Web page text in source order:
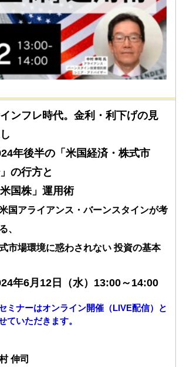
ンフレ時代。金利・利下げの見
年後半の「米国経済・株式市
の行方と
米国株」運用術
国アライアンス・バーンスタインが考
、
市場環境に惑わされない 投資の基本
年6月12日（水）13:00～14:00
ミナーはオンライン開催（LIVE配信）と
ていただきます。
伸司